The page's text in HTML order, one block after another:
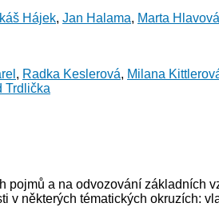
Hájek, Jan Halama, Marta Hlavová
, Radka Keslerová, Milana
Trdlička
a na odvozování základních
některých tématických okruzích: